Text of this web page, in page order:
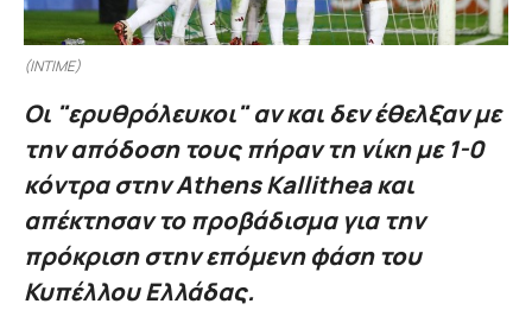
(INTIME)
Οι "ερυθρόλευκοι" αν και δεν έθελξαν με
την απόδοση τους πήραν τη νίκη με 1-0
κόντρα στην Athens Kallithea και
απέκτησαν το προβάδισμα για την
πρόκριση στην επόμενη φάση του
Κυπέλλου Ελλάδας.